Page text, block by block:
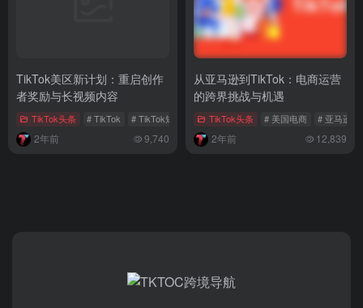
TikTok美区新计划：重启创作
者奖励与长视频内容
TikTok头条 # TikTok # TikTok短剧 # TikTok长视频
2年前 9,740
从亚马逊到TikTok：电商运营
的跨界挑战与机遇
TikTok头条 # 美国电商 # 亚马逊
2年前 12,839